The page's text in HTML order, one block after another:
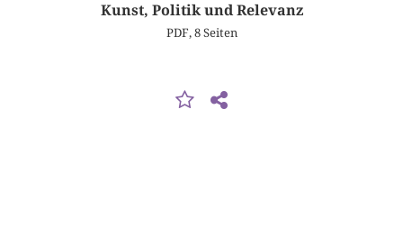
Kunst, Politik und Relevanz
PDF, 8 Seiten